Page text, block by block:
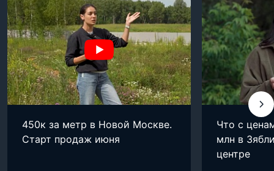
450к за метр в Новой Москве.
Старт продаж июня
Что с
млн в
центре